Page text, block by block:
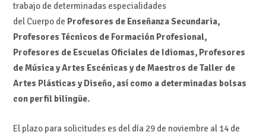
trabajo de determinadas especialidades
del Cuerpo de Profesores de Enseñanza Secundaria,
Profesores Técnicos de Formación Profesional,
Profesores de Escuelas Oficiales de Idiomas, Profesores
de Música y Artes Escénicas y de Maestros de Taller de
Artes Plásticas y Diseño, así como a determinadas bolsas
con perfil bilingüe.
El plazo para solicitudes es del día 29 de noviembre al 14 de